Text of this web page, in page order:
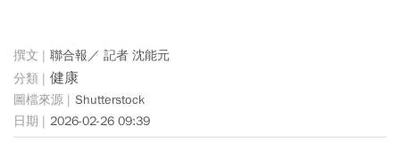
聯合報／ 記者 沈能元
健康
Shutterstock
2026-02-26 09:39